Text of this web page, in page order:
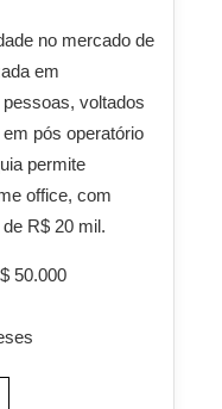
no mercado de
em
voltados
pós operatório
permite
office, com
R$ 20 mil.
50.000